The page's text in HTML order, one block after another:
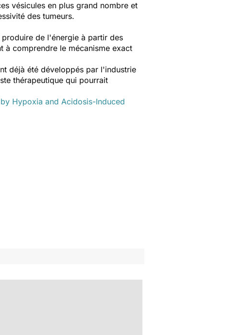
vésicules en plus grand nombre et
des tumeurs.
de l'énergie à partir des
à comprendre le mécanisme exact
déjà été développés par l'industrie
thérapeutique qui pourrait
Hypoxia and Acidosis-Induced